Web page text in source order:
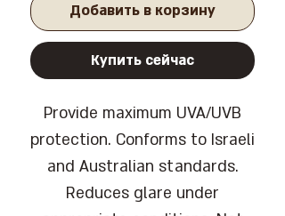
Добавить в корзину
Купить сейчас
Provide maximum UVA/UVB
protection. Conforms to Israeli
and Australian standards.
Reduces glare under